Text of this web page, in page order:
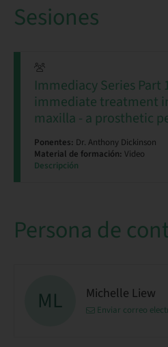
Sesiones
Immediacy Series Part
immediate treatment
maxilla - a prosthetic
Ponentes: Dr. Anthony Dickinson
Material de formación: Video
Descripción
Persona de
ML Michelle Liew
Enviar correo